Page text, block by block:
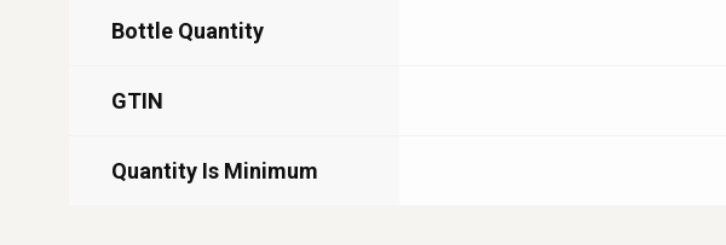
Bottle Quantity
GTIN
Quantity Is Minimum